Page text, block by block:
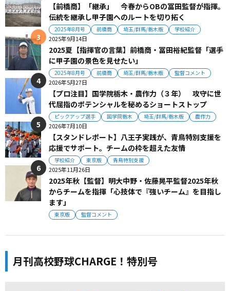
【前橋商】「継承」 今春からOBの冨田監督が指揮。
伝統を継承し甲子園へのルートを切り拓く
2025年8月号 前橋商 埼玉/群馬/栃木版 学校紹介
2025年9月14日
2025夏【指揮官の言葉】前橋商・冨田裕紀監督「選手
に甲子園の景色を見せたい」
2025年8月号 前橋商 埼玉/群馬/栃木版 監督コメント
2026年5月27日
【プロ注目】国学院栃木・農作力（３年） 攻守に世
代屈指のポテンシャルを秘めるショートストップ
ピックアップ選手 国学院栃木 埼玉/群馬/栃木版 農作力
2026年7月10日
【スタンドレポート】八王子実践が、青鳥特別支援を
応援でサポート。チームの枠を超えた友情
学校紹介 東京版 青鳥特別支援
2025年11月26日
2025年秋【監督】明大中野・佐藤晃平監督2025年秋
からチームを指揮「心技体で『強いチーム』を目指し
ます」
東京版 監督コメント
月刊高校野球CHARGE！特別号